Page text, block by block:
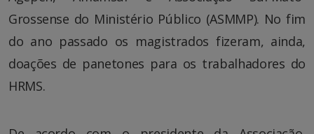
Grossense do Ministério Público (ASMMP). No fim
do ano passado os magistrados fizeram, ainda,
doações de panetones para os trabalhadores do
HRMS.